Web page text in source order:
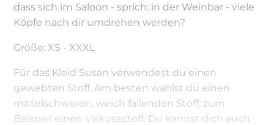
dass sich im Saloon - sprich: in der Weinbar - viele
Köpfe nach dir umdrehen werden?
Größe: XS - XXXL
Für das Kleid Susan verwendest du einen
gewebten Stoff. Am besten wählst du einen
mittelschweren, weich fallenden Stoff, zum
Beispiel einen Viskosestoff. Du kannst dich auch